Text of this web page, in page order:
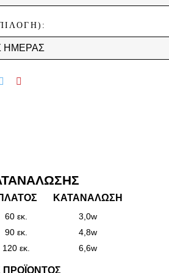
ΚΑΤΑΝΑΛΩΣΗ
60 εκ.
3,0w
90 εκ.
4,8w
120 εκ. 6,6w
ΠΡΟΪΌΝΤΟΣ